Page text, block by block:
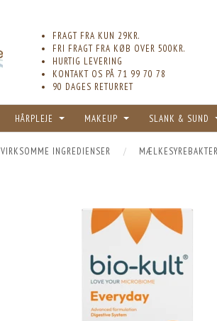
FRAGT FRA KUN 29KR.
FRI FRAGT FRA KØB OVER 500KR.
HURTIG LEVERING
KONTAKT OS PÅ 71 99 70 78
90 DAGES RETURRET
HÅRPLEJE MAKEUP SLANK & SUND
VIRKSOMME INGREDIENSER